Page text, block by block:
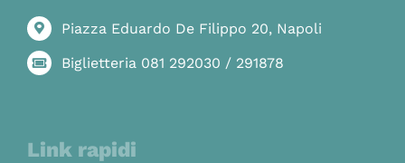
Piazza Eduardo De Filippo 20, Napoli
Biglietteria 081 292030 / 291878
Link rapidi